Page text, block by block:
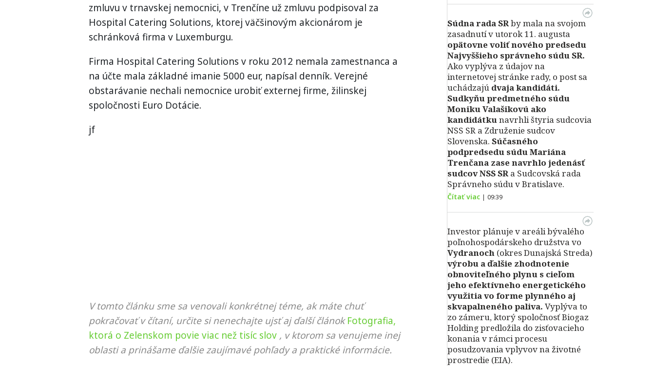
zmluvu v trnavskej nemocnici, v Trenčíne už zmluvu podpisoval za
Hospital Catering Solutions, ktorej väčšinovým akcionárom je
schránková firma v Luxemburgu.
Firma Hospital Catering Solutions v roku 2012 nemala zamestnanca a
na účte mala základné imanie 5000 eur, napísal denník. Verejné
obstarávanie nechali nemocnice urobiť externej firme, žilinskej
spoločnosti Euro Dotácie.
jf
V tomto článku sme sa venovali konkrétnej téme, ak máte chuť
pokračovať v čítaní, určite si nenechajte ujsť aj ďalší článok Fotografia,
ktorá o Zelenskom povie viac než tisíc slov , v ktorom sa venujeme inej
oblasti a prinášame ďalšie zaujímavé pohľady a praktické informácie.
Súdna rada SRby mala na svojom
zasadnutí v utorok 11. augusta
opätovne voliť nového predsedu
Najvyššieho správneho súdu SR.
Ako vyplýva z údajov na
internetovej stránke rady, o post sa
uchádzajú dvaja kandidáti.
Sudkyňu predmetného súdu
Moniku Valašikovú ako
kandidátkunavrhli štyria sudcovia
NSS SR a Združenie sudcov
Slovenska. Súčasného
podpredsedu súdu Mariána
Trenčana zase navrhlo jedenásť
sudcov NSS SR a Sudcovská rada
Správneho súdu v Bratislave.
Čítať viac | 09:39
Investor plánuje v areáli bývalého
poľnohospodárskeho družstva vo
Vydranoch (okres Dunajská Streda)
výrobu a ďalšie zhodnotenie
obnoviteľného plynu s cieľom
jeho efektívneho energetického
využitia vo forme plynného aj
skvapalneného paliva. Vyplýva to
zo zámeru, ktorý spoločnosť Biogaz
Holding predložila do zisťovacieho
konania v rámci procesu
posudzovania vplyvov na životné
prostredie (EIA).